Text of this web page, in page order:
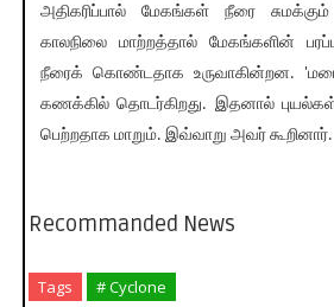
அதிகரிப்பால் மேகங்கள் நீரை
காலநிலை மாற்றத்தால் மேகங்களின்
நீரைக் கொண்டதாக உருவாகின்றன.
கணக்கில் தொடர்கிறது. இதனால்
பெற்றதாக மாறும். இவ்வாறு அவர் கூறினார்.
Recommanded News
Tags # Cyclone